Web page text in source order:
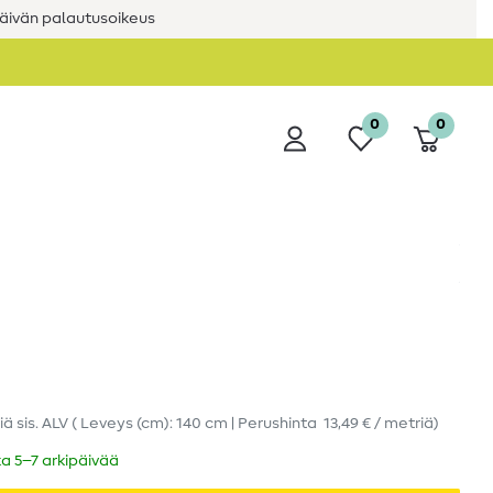
palautusoikeus
0 0
sis. ALV ( Leveys (cm): 140 cm | Perushinta 13,49 € / metriä)
5–7 arkipäivää